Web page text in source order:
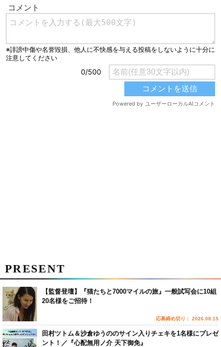
PRESENT
【監督登壇】『猫たちと7000マイルの旅』一般試写会に10組
20名様をご招待！
応募締め切り： 2026.08.15
田村ツトム＆沙倉ゆうののサイン入りチェキを1名様にプレゼ
ント！／『心配無用ノ介 天下御免』